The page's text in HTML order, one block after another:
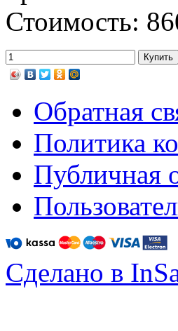
Стоимость:
Обратная
Политика
Публичная
Сделано в